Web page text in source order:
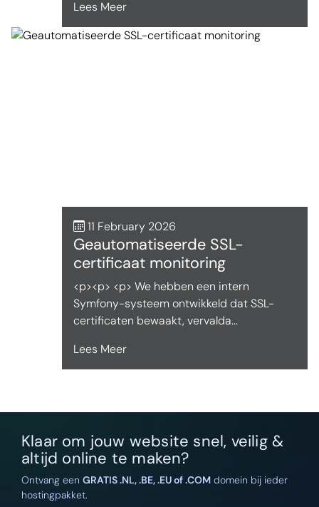
Lees Meer
11 February 2026
Geautomatiseerde SSL-
certificaat monitoring
<p><p> <p> We hebben een intern
Symfony-systeem ontwikkeld dat SSL-
certificaten bewaakt, vervalda...
Lees Meer
Klaar om jouw website snel, veilig &
altijd online te maken?
Ontvang een GRATIS .NL, .BE, .EU of .COMdomein bij ieder
hostingpakket.